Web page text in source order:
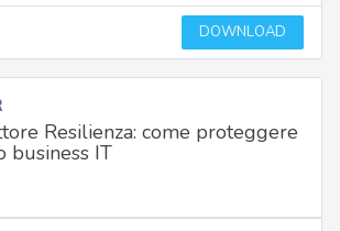
DOWNLOAD
Resilienza: come proteggere
business IT